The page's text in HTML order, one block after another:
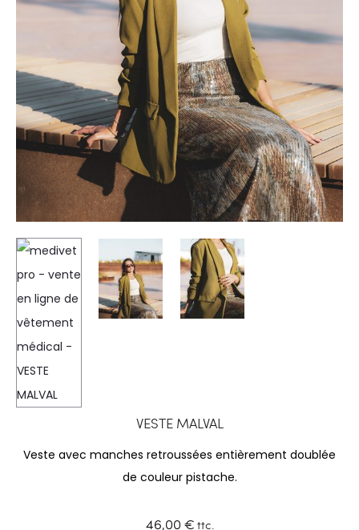
VESTE MALVAL
Veste avec manches retroussées entièrement doublée
de couleur pistache.
46,00 € ttc.